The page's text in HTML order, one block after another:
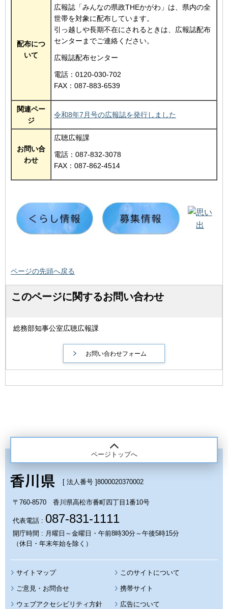
配布につ
いて
広報誌「みんなの県政THEかがわ」は、県内の全
世帯を対象に配布しています。
引っ越しや長期不在にされるときは、広報誌配布
センターまでご連絡ください。
広報誌配布センター
電話：0120-030-702
FAX：087-883-6539
関連ペー
ジ
令和8年7月号の広報誌を発行しました
お問い合
わせ
広聴広報課
電話：087-832-3078
FAX：087-862-4514
ページの先頭へ戻る
このページに関するお問い合わせ
総務部知事公室広聴広報課
ページトップへ
[ 法人番号 ]8000020370002
〒760-8570 香川県高松市番町四丁目1番10号
代表電話 : 087-831-1111
開庁時間 : 月曜日～金曜日・午前8時30分～午後5時15分
（休日・年末年始を除く）
サイトマップ このサイトについて
携帯サイト
ウェブアクセシビリティ方針 広告について